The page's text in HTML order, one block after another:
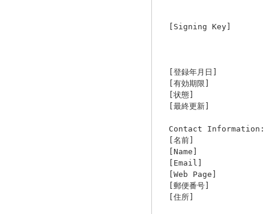
[Signing
[登録年月日]
[有効期限]
[状態]
[最終更新]
Contact Information: [
[名前] 日
[Name]
[Email]
[Web Page]
[郵便番号]
[住所] 東京都千